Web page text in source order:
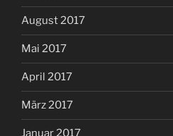
August 2017
Mai 2017
April 2017
März 2017
Januar 2017